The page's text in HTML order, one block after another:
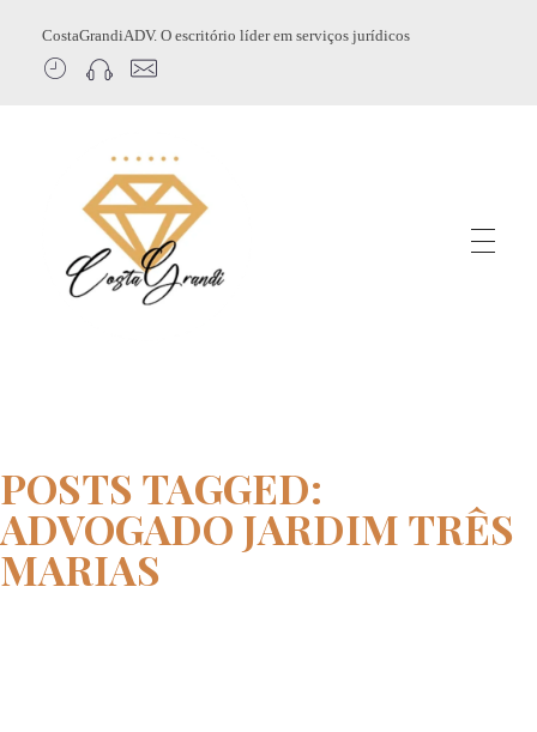
CostaGrandiADV. O escritório líder em serviços jurídicos
POSTS TAGGED:
ADVOGADO JARDIM TRÊS
MARIAS